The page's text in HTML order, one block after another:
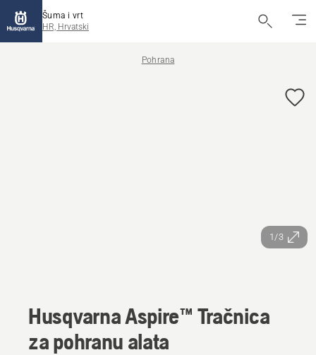
Šuma i vrt
HR, Hrvatski
Pohrana
1/3
Husqvarna Aspire™ Tračnica
za pohranu alata